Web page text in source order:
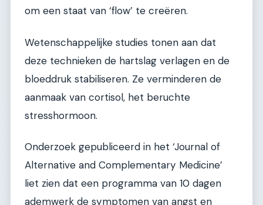
om een staat van ‘flow’ te creëren.
Wetenschappelijke studies tonen aan dat
deze technieken de hartslag verlagen en de
bloeddruk stabiliseren. Ze verminderen de
aanmaak van cortisol, het beruchte
stresshormoon.
Onderzoek gepubliceerd in het ‘Journal of
Alternative and Complementary Medicine’
liet zien dat een programma van 10 dagen
ademwerk de symptomen van angst en